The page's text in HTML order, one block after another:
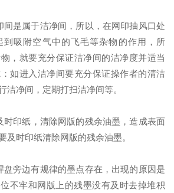
间是属于洁净间，所以，在网印抽风口处
到吸附空气中的飞毛等杂物的作用，所
，就要充分保证洁净间的洁净度并适当
如进入洁净间要充分保证操作者的清洁
洁净间，定期打扫洁净间等。
时印纸，清除网版的残余油墨，造成表面
及时印纸清除网版的残余油墨。
旁边有规律的墨点存在，出现的原因是
不牢和网版上的残墨没有及时去掉堆积